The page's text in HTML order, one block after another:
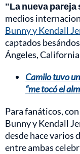
"La nueva
medios
Bunny y Kendall
captados
Ángeles,
Camilo tuvo
“me tocó el
Para fanáticos,
Bunny y Kendall
desde hace varios
entre ambas